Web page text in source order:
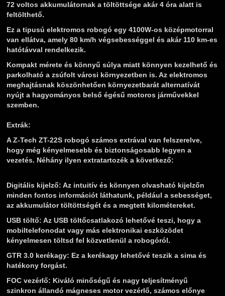
72 voltos akkumulátornak a töltöttsége akár 4 óra alatt is
feltölthető.
Ez a tipusú elektromos robogó egy 4100W-os középmotorral
van ellátva, amely 80 km/h végsebességgel és akár 110 km-es
hatótávval rendelkezik.
Kompakt mérete és könnyű súlya miatt könnyen kezelhető és
parkolható a zsúfolt városi környezetben is. Az elektromos
meghajtásnak köszönhetően környezetbarát alternatívát
nyújt a hagyományos belső égésű motoros járművekkel
szemben.
Extrák:
A Z-Tech ZT-22S robogó számos extrával van felszerelve,
hogy még kényelmesebb és biztonságosabb legyen a
vezetés. Néhány ilyen extratartozék a következő:
Digitális kijelző: Az intuitív és könnyen olvasható kijelzőn
minden fontos információt láthatunk, például a sebességet,
az akkumulátor töltöttségét és a megtett kilométereket.
USB töltő: Az USB töltőcsatlakozó lehetővé teszi, hogy a
mobiltelefonodat vagy más elektronikai eszközödet
kényelmesen töltsd fel közvetlenül a robogóról.
GTR 3.0 kerékagy: Ez a kerékagy lehetővé teszik a sima és
hatékony forgást.
FOC vezérlő: Kiváló minőségű és nagy teljesítményű
szinkron állandó mágneses motor vezérlő, számos előnye